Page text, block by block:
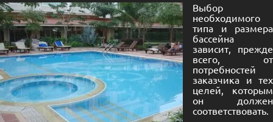
Выбор
необходимого
типа и размера
бассейна
зависит, прежде
всего, от
потребностей
заказчика и тех
целей, которым
он должен
соответствовать.